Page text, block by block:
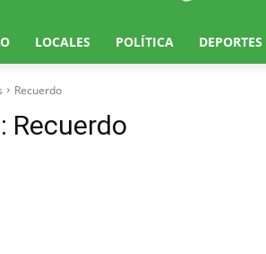
LOCALES POLÍTICA DEPORTES
Recuerdo
Recuerdo